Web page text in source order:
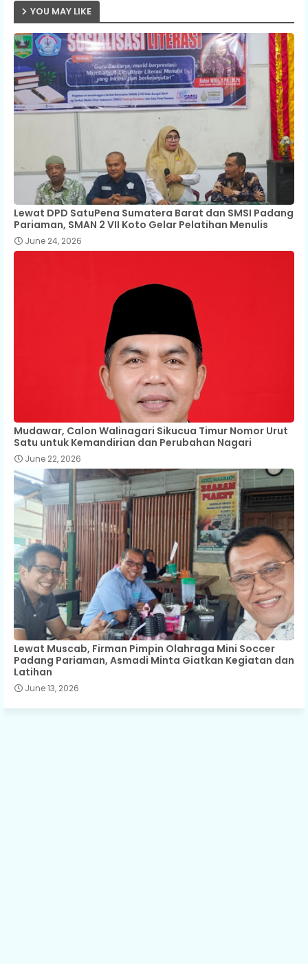
YOU MAY LIKE
Lewat DPD SatuPena Sumatera Barat dan SMSI Padang
Pariaman, SMAN 2 VII Koto Gelar Pelatihan Menulis
June 24, 2026
Mudawar, Calon Walinagari Sikucua Timur Nomor Urut
Satu untuk Kemandirian dan Perubahan Nagari
June 22, 2026
Lewat Muscab, Firman Pimpin Olahraga Mini Soccer
Padang Pariaman, Asmadi Minta Giatkan Kegiatan dan
Latihan
June 13, 2026